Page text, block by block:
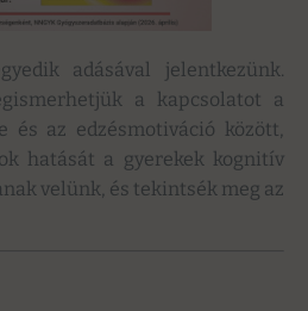
adásával jelentkezünk.
a kapcsolatot a
és az edzésmotiváció között,
hatását a gyerekek kognitív
velünk, és tekintsék meg az